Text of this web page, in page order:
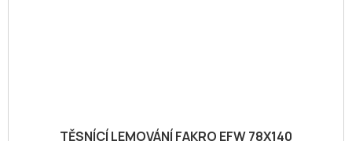
TĚSNÍCÍ LEMOVÁNÍ FAKRO EFW 78X140